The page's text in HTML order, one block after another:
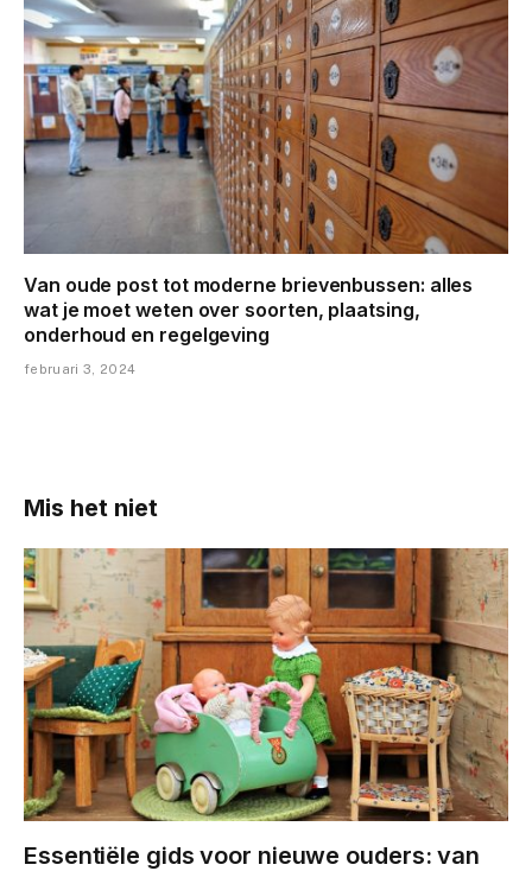
Van oude post tot moderne brievenbussen: alles
wat je moet weten over soorten, plaatsing,
onderhoud en regelgeving
februari 3, 2024
Mis het niet
Essentiële gids voor nieuwe ouders: van